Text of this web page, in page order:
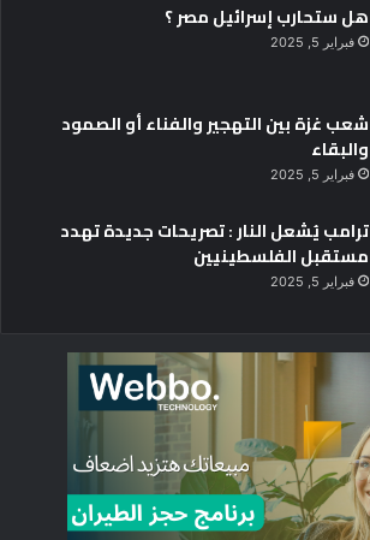
هل ستحارب إسرائيل مصر ؟
فبراير 5, 2025
شعب غزة بين التهجير والفناء أو الصمود
والبقاء
فبراير 5, 2025
ترامب يُشعل النار : تصريحات جديدة تهدد
مستقبل الفلسطينيين
فبراير 5, 2025